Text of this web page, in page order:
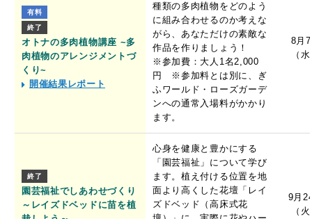
有料
終了
オトナの多肉植物講座 ~多
肉植物のアレンジメントづ
くり~
開催結果レポート
種類の多肉植物をどのよう
に組み合わせるのか考えな
がら、あなただけの素敵な
作品を作りましょう！
※参加費：大人1名2,000
円 ※参加料とは別に、ぎ
ふワールド・ローズガーデ
ンへの通常入場料がかかり
ます。
8月
（
終了
園芸福祉でしあわせづくり
～レイズドベッドに苗を植
心身を健康と豊かにする
「園芸福祉」について学び
ます。植え付ける位置を地
面より高くした花壇「レイ
ズドベッド（高床式花
9月
（